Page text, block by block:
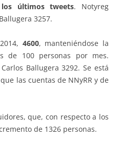
últimos tweets. Notyreg
3257.
4600, manteniéndose la
de 100 personas por mes.
Ballugera 3292. Se está
las cuentas de NNyRR y de
que, con respecto a los
de 1326 personas.